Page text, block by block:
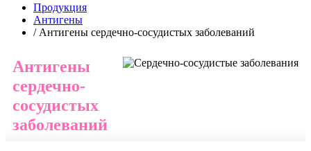
Продукция
Антигены
/ Антигены сердечно-сосудистых заболеваний
Антигены
сердечно-
сосудистых
заболеваний